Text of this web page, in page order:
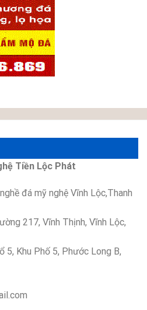
Tiền Lộc Phát
đá mỹ nghệ Vĩnh Lộc,Thanh
217, Vĩnh Thịnh, Vĩnh Lộc,
5, Khu Phố 5, Phước Long B,